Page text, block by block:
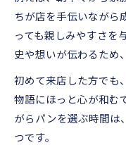
ちが店を手伝いながら
っても親しみやすさを
史や想いが伝わるため
初めて来店した方でも
物語にほっと心が和む
がらパンを選ぶ時間は
つです。